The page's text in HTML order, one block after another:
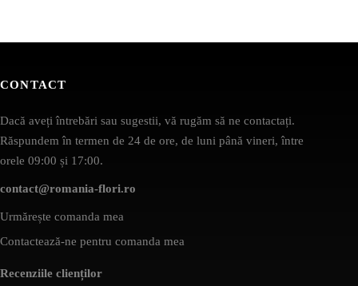
CONTACT
Dacă aveți întrebări sau sugestii, vă rugăm să ne contactați.
Răspundem în termen de 24 de ore, de luni până vineri, între
orele 09:00 și 17:00.
contact@romania-flori.ro
Urmărește comanda mea
Contactează-ne pentru comanda mea
Recenziile clienților